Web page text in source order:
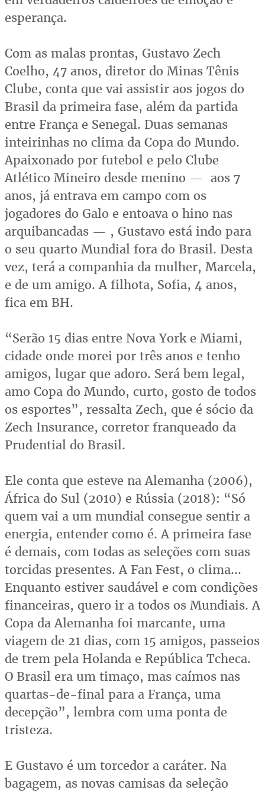
esperança.
Com as malas prontas, Gustavo Zech
Coelho, 47 anos, diretor do Minas Tênis
Clube, conta que vai assistir aos jogos do
Brasil da primeira fase, além da partida
entre França e Senegal. Duas semanas
inteirinhas no clima da Copa do Mundo.
Apaixonado por futebol e pelo Clube
Atlético Mineiro desde menino — aos 7
anos, já entrava em campo com os
jogadores do Galo e entoava o hino nas
arquibancadas — , Gustavo está indo para
o seu quarto Mundial fora do Brasil. Desta
vez, terá a companhia da mulher, Marcela,
e de um amigo. A filhota, Sofia, 4 anos,
fica em BH.
“Serão 15 dias entre Nova York e Miami,
cidade onde morei por três anos e tenho
amigos, lugar que adoro. Será bem legal,
amo Copa do Mundo, curto, gosto de todos
os esportes”, ressalta Zech, que é sócio da
Zech Insurance, corretor franqueado da
Prudential do Brasil.
Ele conta que esteve na Alemanha (2006),
África do Sul (2010) e Rússia (2018): “Só
quem vai a um mundial consegue sentir a
energia, entender como é. A primeira fase
é demais, com todas as seleções com suas
torcidas presentes. A Fan Fest, o clima...
Enquanto estiver saudável e com condições
financeiras, quero ir a todos os Mundiais. A
Copa da Alemanha foi marcante, uma
viagem de 21 dias, com 15 amigos, passeios
de trem pela Holanda e República Tcheca.
O Brasil era um timaço, mas caímos nas
quartas-de-final para a França, uma
decepção”, lembra com uma ponta de
tristeza.
E Gustavo é um torcedor a caráter. Na
bagagem, as novas camisas da seleção